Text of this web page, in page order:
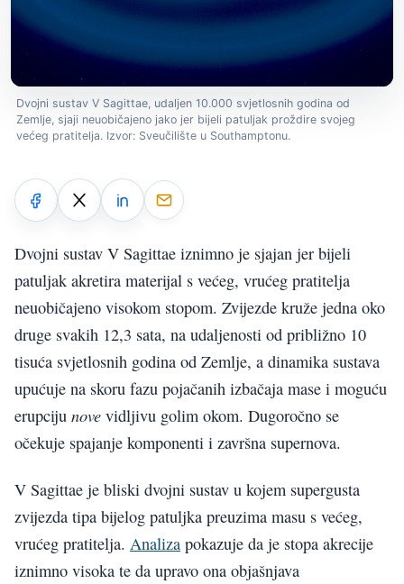
Dvojni sustav V Sagittae, udaljen 10.000 svjetlosnih godina od
Zemlje, sjaji neuobičajeno jako jer bijeli patuljak proždire svojeg
većeg pratitelja. Izvor: Sveučilište u Southamptonu.
Dvojni sustav V Sagittae iznimno je sjajan jer bijeli
patuljak akretira materijal s većeg, vrućeg pratitelja
neuobičajeno visokom stopom. Zvijezde kruže jedna oko
druge svakih 12,3 sata, na udaljenosti od približno 10
tisuća svjetlosnih godina od Zemlje, a dinamika sustava
upućuje na skoru fazu pojačanih izbačaja mase i moguću
erupciju nove vidljivu golim okom. Dugoročno se
očekuje spajanje komponenti i završna supernova.
V Sagittae je bliski dvojni sustav u kojem supergusta
zvijezda tipa bijelog patuljka preuzima masu s većeg,
vrućeg pratitelja. Analiza pokazuje da je stopa akrecije
iznimno visoka te da upravo ona objašnjava